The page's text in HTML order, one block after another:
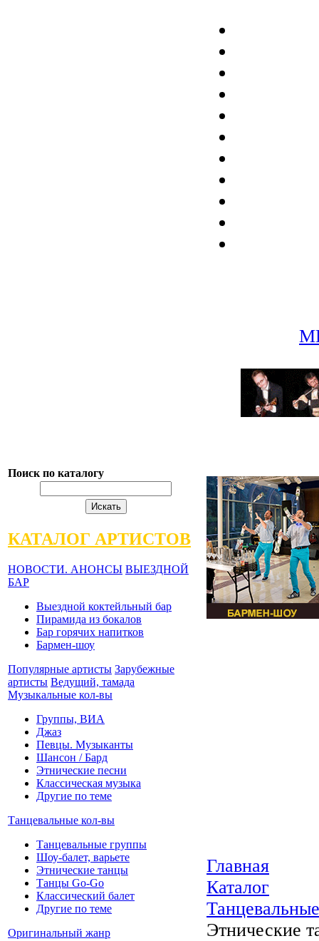
Поиск по каталогу
КАТАЛОГ АРТИСТОВ
НОВОСТИ. АНОНСЫ ВЫЕЗДНОЙ
БАР
Выездной коктейльный бар
Пирамида из бокалов
Бар горячих напитков
Бармен-шоу
Популярные артисты Зарубежные
артисты Ведущий, тамада
Музыкальные кол-вы
Группы, ВИА
Джаз
Певцы. Музыканты
Шансон / Бард
Этнические песни
Классическая музыка
Другие по теме
Танцевальные кол-вы
Танцевальные группы
Шоу-балет, варьете
Этнические танцы
Танцы Go-Go
Классический балет
Другие по теме
Оригинальный жанр
Главная
Каталог
Этнические